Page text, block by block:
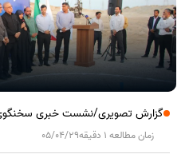
گزارش تصویری/نشست خبری
زمان مطالعه 1 دقیقه 05/04/29